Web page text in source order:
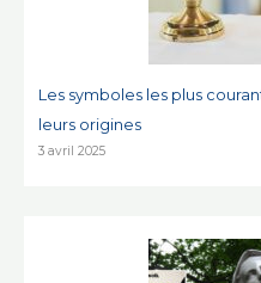
Les symboles les plus
leurs origines
3 avril 2025